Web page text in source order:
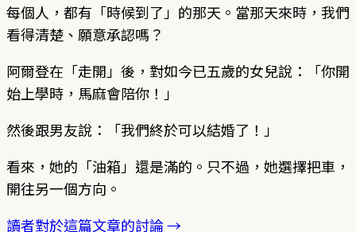
每個人，都有「時候到了」的那天。當那天來時，我們
看得清楚、願意承認嗎？
阿爾登在「走開」後，對如今已五歲的女兒說：「你開
始上學時，馬麻會陪你！」
然後跟男友說：「我們終於可以結婚了！」
看來，她的「油箱」還是滿的。只不過，她選擇把車，
開往另一個方向。
讀者對於這篇文章的討論 →